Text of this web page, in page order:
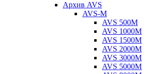
Архив AVS
AVS-M
AVS 500M
AVS 1000M
AVS 1500M
AVS 2000M
AVS 3000M
AVS 5000M